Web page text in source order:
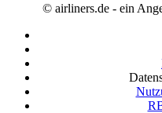
© airliners.de - ein